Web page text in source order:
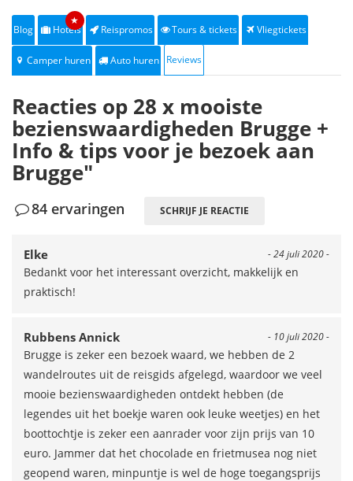
Blog Hotels
★
Reispromos Tours & tickets Vliegtickets
Camper huren Auto huren Reviews
Reacties op 28 x mooiste
bezienswaardigheden Brugge +
Info & tips voor je bezoek aan
Brugge"
84 ervaringen SCHRIJF JE REACTIE
- 24 juli 2020 -
Elke
Bedankt voor het interessant overzicht, makkelijk en
praktisch!
- 10 juli 2020 -
Rubbens Annick
Brugge is zeker een bezoek waard, we hebben de 2
wandelroutes uit de reisgids afgelegd, waardoor we veel
mooie bezienswaardigheden ontdekt hebben (de
legendes uit het boekje waren ook leuke weetjes) en het
boottochtje is zeker een aanrader voor zijn prijs van 10
euro. Jammer dat het chocolade en frietmusea nog niet
geopend waren, minpuntje is wel de hoge toegangsprijs